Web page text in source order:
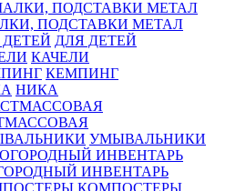
ПОДСТАВКИ МЕТАЛ
ДЛЯ ДЕТЕЙ
КАЧЕЛИ
КЕМПИНГ
НИКА
УМЫВАЛЬНИКИ
ИНВЕНТАРЬ
КОМПОСТЕРЫ